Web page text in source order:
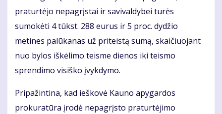
praturtėjo nepagrįstai ir savivaldybei turės
sumokėti 4 tūkst. 288 eurus ir 5 proc. dydžio
metines palūkanas už priteistą sumą, skaičiuojant
nuo bylos iškėlimo teisme dienos iki teismo
sprendimo visiško įvykdymo.
Pripažintina, kad ieškovė Kauno apygardos
prokuratūra įrodė nepagrįsto praturtėjimo